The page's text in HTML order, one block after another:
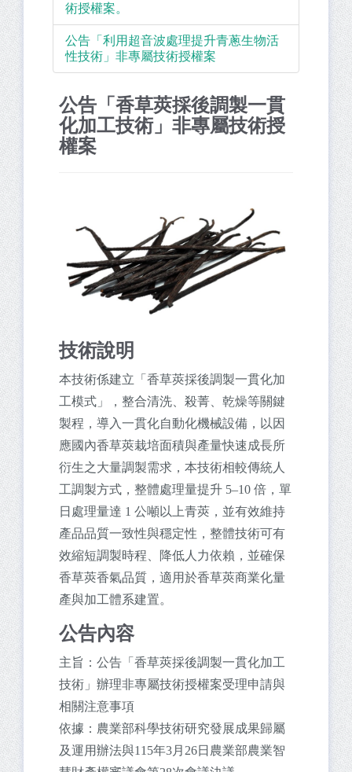
術授權案。
公告「利用超音波處理提升青蔥生物活
性技術」非專屬技術授權案
公告「香草莢採後調製一貫
化加工技術」非專屬技術授
權案
技術說明
本技術係建立「香草莢採後調製一貫化加
工模式」，整合清洗、殺菁、乾燥等關鍵
製程，導入一貫化自動化機械設備，以因
應國內香草莢栽培面積與產量快速成長所
衍生之大量調製需求，本技術相較傳統人
工調製方式，整體處理量提升 5–10 倍，單
日處理量達 1 公噸以上青莢，並有效維持
產品品質一致性與穩定性，整體技術可有
效縮短調製時程、降低人力依賴，並確保
香草莢香氣品質，適用於香草莢商業化量
產與加工體系建置。
公告內容
主旨：公告「香草莢採後調製一貫化加工
技術」辦理非專屬技術授權案受理申請與
相關注意事項
依據：農業部科學技術研究發展成果歸屬
及運用辦法與115年3月26日農業部農業智